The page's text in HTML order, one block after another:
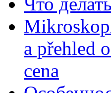
a přehled
cena